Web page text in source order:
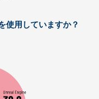
使用していますか？